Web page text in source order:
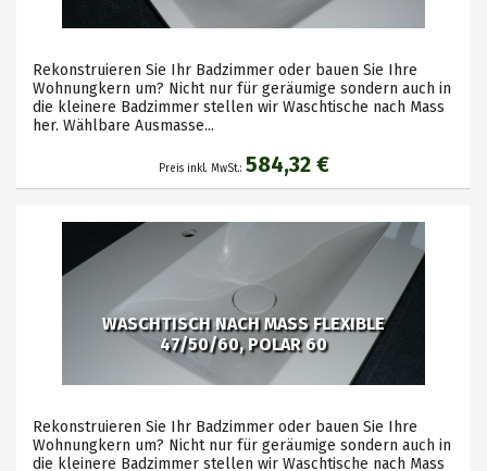
Rekonstruieren Sie Ihr Badzimmer oder bauen Sie Ihre
Wohnungkern um? Nicht nur für geräumige sondern auch in
die kleinere Badzimmer stellen wir Waschtische nach Mass
her. Wählbare Ausmasse...
Preis inkl. MwSt.: 584,32 €
WASCHTISCH NACH MASS FLEXIBLE
47/50/60, POLAR 60
Rekonstruieren Sie Ihr Badzimmer oder bauen Sie Ihre
Wohnungkern um? Nicht nur für geräumige sondern auch in
die kleinere Badzimmer stellen wir Waschtische nach Mass